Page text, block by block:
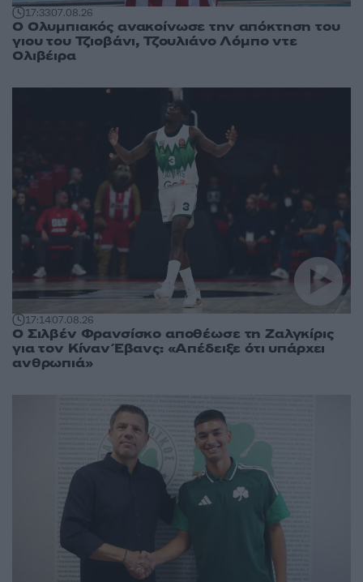
17:3307.08.26
Ο Ολυμπιακός ανακοίνωσε την απόκτηση του
γιου του Τζιοβάνι, Τζουλιάνο Λόμπο ντε
Ολιβέιρα
17:1407.08.26
Ο Σιλβέν Φρανσίσκο αποθέωσε τη Ζαλγκίρις
για τον Κίναν Έβανς: «Απέδειξε ότι υπάρχει
ανθρωπιά»